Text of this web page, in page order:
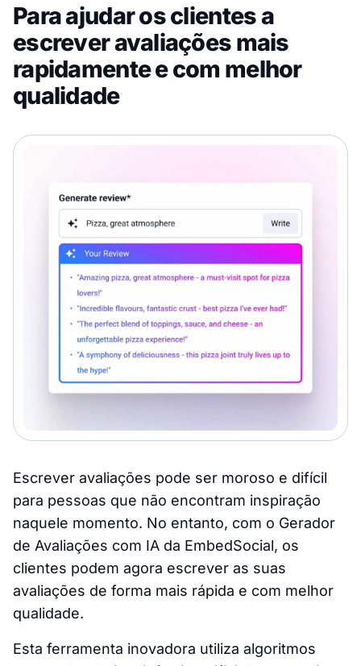
Para ajudar os clientes a
escrever avaliações mais
rapidamente e com melhor
qualidade
Escrever avaliações pode ser moroso e difícil
para pessoas que não encontram inspiração
naquele momento. No entanto, com o Gerador
de Avaliações com IA da EmbedSocial, os
clientes podem agora escrever as suas
avaliações de forma mais rápida e com melhor
qualidade.
Esta ferramenta inovadora utiliza algoritmos